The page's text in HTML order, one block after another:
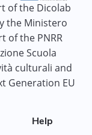
of the Dicolab
the Ministero
of the PNRR
Scuola
culturali and
Generation EU
Help